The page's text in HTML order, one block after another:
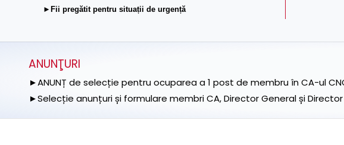
►Fii pregătit pentru situații de urgență
ANUNŢURI
►ANUNȚ de selecție pentru ocuparea a 1 post de membru în CA-ul
►Selecție anunțuri și formulare membri CA, Director General și Director